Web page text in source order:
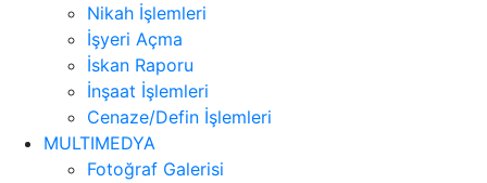
Nikah İşlemleri
İşyeri Açma
İskan Raporu
İnşaat İşlemleri
Cenaze/Defin İşlemleri
MULTIMEDYA
Fotoğraf Galerisi